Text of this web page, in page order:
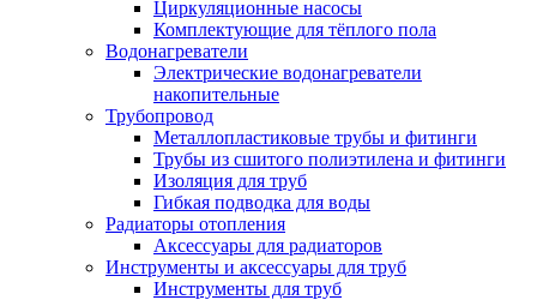
Циркуляционные насосы
Комплектующие для тёплого пола
Водонагреватели
Электрические водонагреватели
накопительные
Трубопровод
Металлопластиковые трубы и фитинги
Трубы из сшитого полиэтилена и фитинги
Изоляция для труб
Гибкая подводка для воды
Радиаторы отопления
Аксессуары для радиаторов
Инструменты и аксессуары для труб
Инструменты для труб